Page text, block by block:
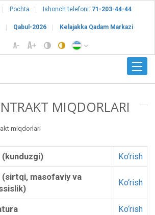
Pochta Ishonch telefoni: 71-203-44-44
Qabul-2026 Kelajakka Qadam Markazi
MIQDORLARI
miqdorlari
Ko‘rish
masofaviy va
Ko‘rish
Ko‘rish